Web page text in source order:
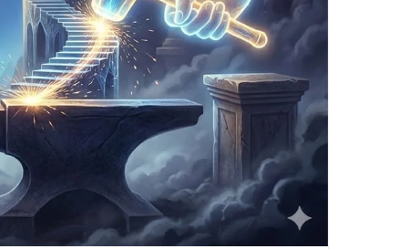
ك
ت
ر
و
ن
ي
ا